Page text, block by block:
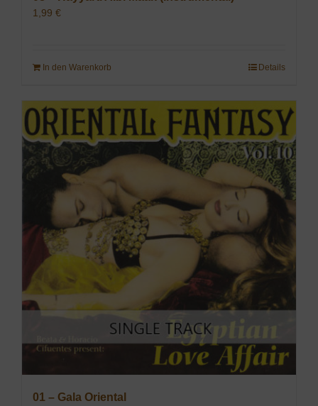
1,99 €
In den Warenkorb Details
01 – Gala Oriental